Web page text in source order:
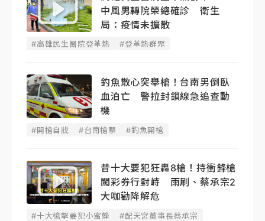
中風男轉院榮總確診 衛生
局：疫情未擴散
#高雄民生醫院登革熱 #登革熱群聚
釣魚散心突舉槍！台南男倒臥
血泊亡 警拉封鎖線急追查動
機
#開槍自戕 #台南槍擊 #釣魚開槍
昔十大要犯狂轟8槍！持衝鋒槍
闖彩券行對峙 雨刷、蔡承宗2
大咖勸降解危
#十大槍擊要犯小蜜蜂
#配天宮董事長蔡承宗